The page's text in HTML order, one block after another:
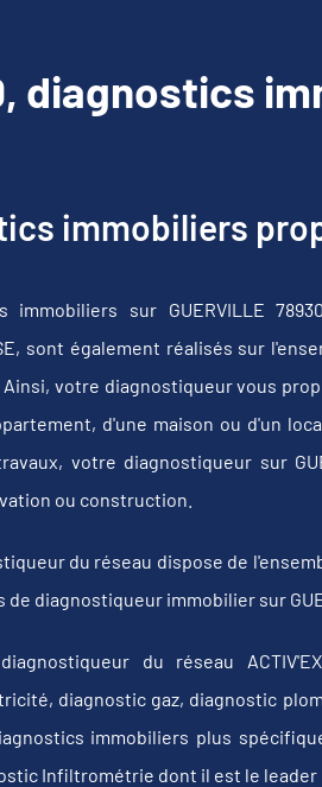
diagnostics
immobiliers
immobiliers sur GUERVILLE
sont également réalisés sur
votre diagnostiqueur vous
d'une maison ou d'un
votre diagnostiqueur sur
ou construction.
du réseau dispose de
de diagnostiqueur immobilier sur
du réseau
diagnostic gaz, diagnostic
immobiliers plus
Infiltrométrie dont il est le leader